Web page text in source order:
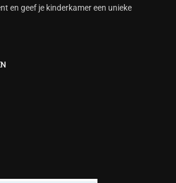
en geef je kinderkamer een unieke